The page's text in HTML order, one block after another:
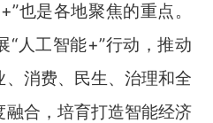
也是各地聚焦的重点。
“人工智能+”行动，推动
、消费、民生、治理和全
合，培育打造智能经济